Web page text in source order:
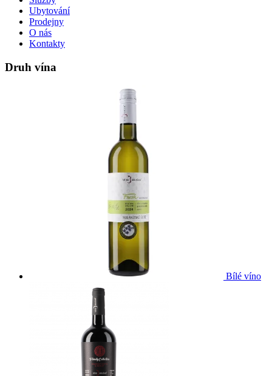
Ubytování
Prodejny
O nás
Kontakty
Druh vína
Bílé víno